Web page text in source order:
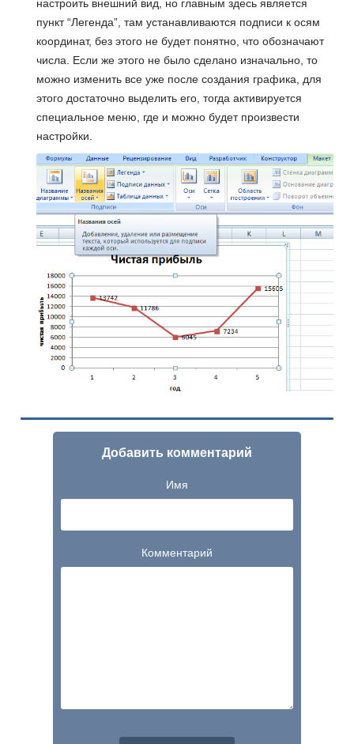
настроить внешний вид, но главным здесь является
пункт “Легенда”, там устанавливаются подписи к осям
координат, без этого не будет понятно, что обозначают
числа. Если же этого не было сделано изначально, то
можно изменить все уже после создания графика, для
этого достаточно выделить его, тогда активируется
специальное меню, где и можно будет произвести
настройки.
Добавить комментарий
Имя
Комментарий